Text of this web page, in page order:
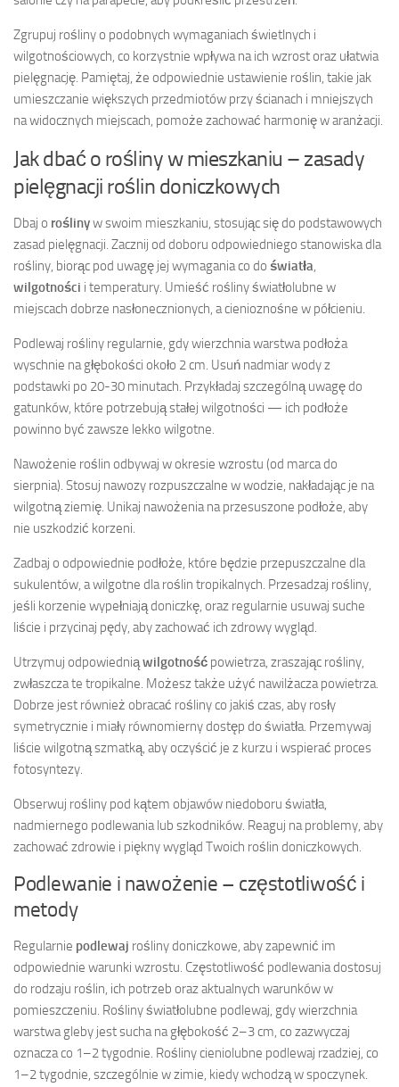
Zgrupuj rośliny o podobnych wymaganiach świetlnych i
wilgotnościowych, co korzystnie wpływa na ich wzrost oraz ułatwia
pielęgnację. Pamiętaj, że odpowiednie ustawienie roślin, takie jak
umieszczanie większych przedmiotów przy ścianach i mniejszych
na widocznych miejscach, pomoże zachować harmonię w aranżacji.
Jak dbać o rośliny w mieszkaniu – zasady
pielęgnacji roślin doniczkowych
Dbaj o roślinyw swoim mieszkaniu, stosując się do podstawowych
zasad pielęgnacji. Zacznij od doboru odpowiedniego stanowiska dla
rośliny, biorąc pod uwagę jej wymagania co do światła,
wilgotności i temperatury. Umieść rośliny światłolubne w
miejscach dobrze nasłonecznionych, a cienioznośne w półcieniu.
Podlewaj rośliny regularnie, gdy wierzchnia warstwa podłoża
wyschnie na głębokości około 2 cm. Usuń nadmiar wody z
podstawki po 20-30 minutach. Przykładaj szczególną uwagę do
gatunków, które potrzebują stałej wilgotności — ich podłoże
powinno być zawsze lekko wilgotne.
Nawożenie roślin odbywaj w okresie wzrostu (od marca do
sierpnia). Stosuj nawozy rozpuszczalne w wodzie, nakładając je na
wilgotną ziemię. Unikaj nawożenia na przesuszone podłoże, aby
nie uszkodzić korzeni.
Zadbaj o odpowiednie podłoże, które będzie przepuszczalne dla
sukulentów, a wilgotne dla roślin tropikalnych. Przesadzaj rośliny,
jeśli korzenie wypełniają doniczkę, oraz regularnie usuwaj suche
liście i przycinaj pędy, aby zachować ich zdrowy wygląd.
Utrzymuj odpowiedniąwilgotność powietrza, zraszając rośliny,
zwłaszcza te tropikalne. Możesz także użyć nawilżacza powietrza.
Dobrze jest również obracać rośliny co jakiś czas, aby rosły
symetrycznie i miały równomierny dostęp do światła. Przemywaj
liście wilgotną szmatką, aby oczyścić je z kurzu i wspierać proces
fotosyntezy.
Obserwuj rośliny pod kątem objawów niedoboru światła,
nadmiernego podlewania lub szkodników. Reaguj na problemy, aby
zachować zdrowie i piękny wygląd Twoich roślin doniczkowych.
Podlewanie i nawożenie – częstotliwość i
metody
Regularnie podlewaj rośliny doniczkowe, aby zapewnić im
odpowiednie warunki wzrostu. Częstotliwość podlewania dostosuj
do rodzaju roślin, ich potrzeb oraz aktualnych warunków w
pomieszczeniu. Rośliny światłolubne podlewaj, gdy wierzchnia
warstwa gleby jest sucha na głębokość 2–3 cm, co zazwyczaj
oznacza co 1–2 tygodnie. Rośliny cieniolubne podlewaj rzadziej, co
1–2 tygodnie, szczególnie w zimie, kiedy wchodzą w spoczynek.